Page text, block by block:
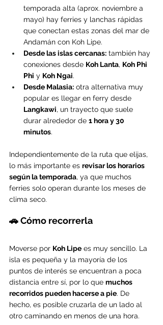
temporada alta (aprox. noviembre a
mayo) hay ferries y lanchas rápidas
que conectan estas zonas del mar de
Andamán con Koh Lipe.
Desde las islas cercanas: también hay
conexiones desde Koh Lanta, Koh Phi
Phi y Koh Ngai.
Desde Malasia: otra alternativa muy
popular es llegar en ferry desde
Langkawi, un trayecto que suele
durar alrededor de 1 hora y 30
minutos.
Independientemente de la ruta que elijas,
lo más importante es revisar los horarios
según la temporada, ya que muchos
ferries solo operan durante los meses de
clima seco.
🚗 Cómo recorrerla
Moverse por Koh Lipe es muy sencillo. La
isla es pequeña y la mayoría de los
puntos de interés se encuentran a poca
distancia entre sí, por lo que muchos
recorridos pueden hacerse a pie. De
hecho, es posible cruzarla de un lado al
otro caminando en menos de una hora.